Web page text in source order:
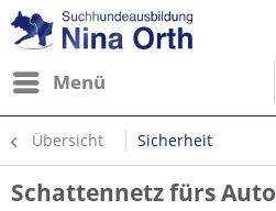
Menü
Übersicht Sicherheit
Schattennetz fürs Auto